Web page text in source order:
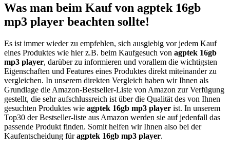
Was man beim Kauf von agptek 16gb
mp3 player beachten sollte!
Es ist immer wieder zu empfehlen, sich ausgiebig vor jedem Kauf
eines Produktes wie hier z.B. beim Kaufgesuch von agptek 16gb
mp3 player, darüber zu informieren und vorallem die wichtigsten
Eigenschaften und Features eines Produktes direkt miteinander zu
vergleichen. In unserem direkten Vergleich haben wir Ihnen als
Grundlage die Amazon-Bestseller-Liste von Amazon zur Verfügung
gestellt, die sehr aufschlussreich ist über die Qualität des von Ihnen
gesuchten Produktes wie agptek 16gb mp3 player ist. In unserem
Top30 der Bestseller-liste aus Amazon werden sie auf jedenfall das
passende Produkt finden. Somit helfen wir Ihnen also bei der
Kaufentscheidung füragptek 16gb mp3 player.